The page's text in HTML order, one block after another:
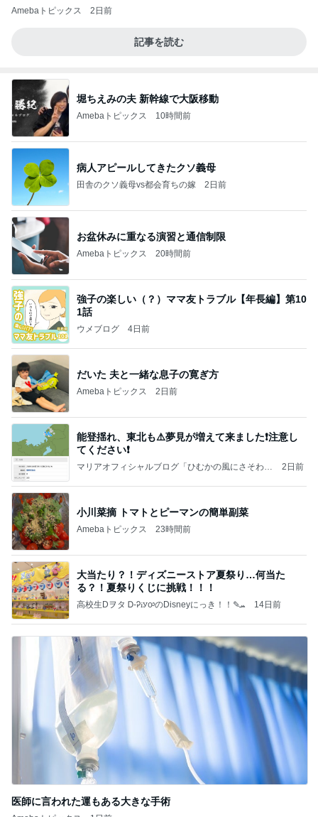
Amebaトピックス 2日前
記事を読む
堀ちえみの夫 新幹線で大阪移動
Amebaトピックス 10時間前
病人アピールしてきたクソ義母
田舎のクソ義母vs都会育ちの嫁 2日前
お盆休みに重なる演習と通信制限
Amebaトピックス 20時間前
強子の楽しい（？）ママ友トラブル【年長編】第10
1話
ウメブログ 4日前
だいた 夫と一緒な息子の寛ぎ方
Amebaトピックス 2日前
能登揺れ、東北も⚠️夢見が増えて来ました❗️注意し
てください❗️
マリアオフィシャルブログ「ひむかの風にさそわれ
2日前
小川菜摘 トマトとピーマンの簡単副菜
Amebaトピックス 23時間前
大当たり？！ディズニーストア夏祭り…何当た
る？！夏祭りくじに挑戦！！！
高校生Dヲタ Ꭰ-ᎮꭵꭹꭴのDisneyにっき！！✎ܚ 14日前
医師に言われた運もある大きな手術